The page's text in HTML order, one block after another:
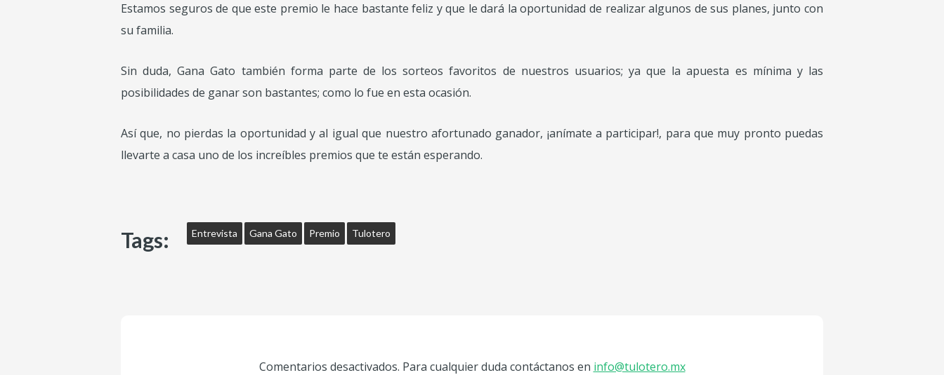
Estamos seguros de que este premio le hace bastante feliz y que le dará la oportunidad de realizar algunos de sus planes, junto con
su familia.
Sin duda, Gana Gato también forma parte de los sorteos favoritos de nuestros usuarios; ya que la apuesta es mínima y las
posibilidades de ganar son bastantes; como lo fue en esta ocasión.
Así que, no pierdas la oportunidad y al igual que nuestro afortunado ganador, ¡anímate a participar!, para que muy pronto puedas
llevarte a casa uno de los increíbles premios que te están esperando.
Tags: Entrevista Gana Gato Premio Tulotero
Comentarios desactivados. Para cualquier duda contáctanos en info@tulotero.mx